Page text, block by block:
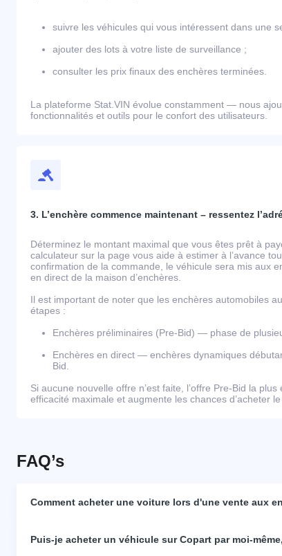
suivre les véhicules qui vous intéressent dans une
ajouter des lots à votre liste de surveillance ;
consulter les prix finaux des enchères terminées.
La plateforme Stat.VIN évolue constamment — nous
fonctionnalités et outils pour le confort des utilisateurs.
3. L’enchère commence maintenant – ressentez
Déterminez le montant maximal que vous êtes prêt à
calculateur sur la page vous aide à estimer à l’avance
confirmation de la commande, le véhicule sera mis aux
en direct de la maison d’enchères.
Il est important de noter que les enchères automobiles
étapes :
Enchères préliminaires (Pre-Bid) — phase de
Enchères en direct — enchères dynamiques
Bid.
Si aucune nouvelle offre n’est faite, l’offre Pre-Bid la
efficacité maximale et augmente les chances d’acheter
FAQ’s
Comment acheter une voiture lors d'une vente aux
Puis-je acheter un véhicule sur Copart par moi-